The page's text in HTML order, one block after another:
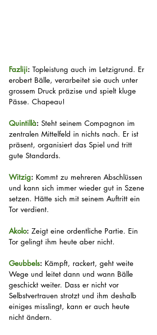
Fazliji: Topleistung auch im Letzigrund. Er
erobert Bälle, verarbeitet sie auch unter
grossem Druck präzise und spielt kluge
Pässe. Chapeau!
Quintillà: Steht seinem Compagnon im
zentralen Mittelfeld in nichts nach. Er ist
präsent, organisiert das Spiel und tritt
gute Standards.
Witzig: Kommt zu mehreren Abschlüssen
und kann sich immer wieder gut in Szene
setzen. Hätte sich mit seinem Auftritt ein
Tor verdient.
Akolo: Zeigt eine ordentliche Partie. Ein
Tor gelingt ihm heute aber nicht.
Geubbels: Kämpft, rackert, geht weite
Wege und leitet dann und wann Bälle
geschickt weiter. Dass er nicht vor
Selbstvertrauen strotzt und ihm deshalb
einiges misslingt, kann er auch heute
nicht ändern.